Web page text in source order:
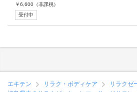
￥6,600 （非課税）
受付中
エキテン リラク・ボディケア
リラクゼ